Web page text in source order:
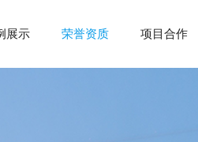
展示 荣誉资质 项目合作